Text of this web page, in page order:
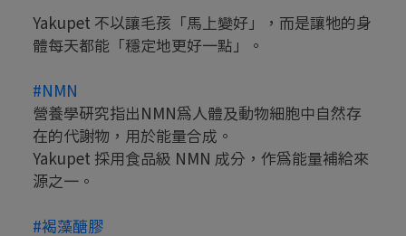
Yakupet 不以讓毛孩「馬上變好」，而是讓牠的身
體每天都能「穩定地更好一點」。
#NMN
營養學研究指出NMN為人體及動物細胞中自然存
在的代謝物，用於能量合成。
Yakupet 採用食品級 NMN 成分，作為能量補給來
源之一。
#褐藻醣膠